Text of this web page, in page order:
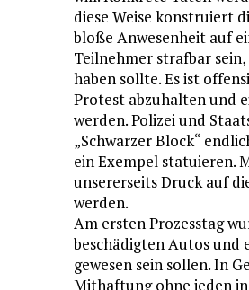
diese Weise konstruiert
bloße Anwesenheit auf
Teilnehmer strafbar
haben sollte. Es ist
Protest abzuhalten und
werden. Polizei und
„Schwarzer Block“
ein Exempel statuieren.
unsererseits Druck auf
werden.
Am ersten Prozesstag
beschädigten Autos und
gewesen sein sollen. In
Mithaftung ohne jeden